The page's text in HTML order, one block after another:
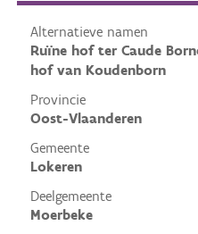
Alternatieve namen
Ruïne hof ter Caude
hof van Koudenborn
Provincie
Oost-Vlaanderen
Gemeente
Lokeren
Deelgemeente
Moerbeke